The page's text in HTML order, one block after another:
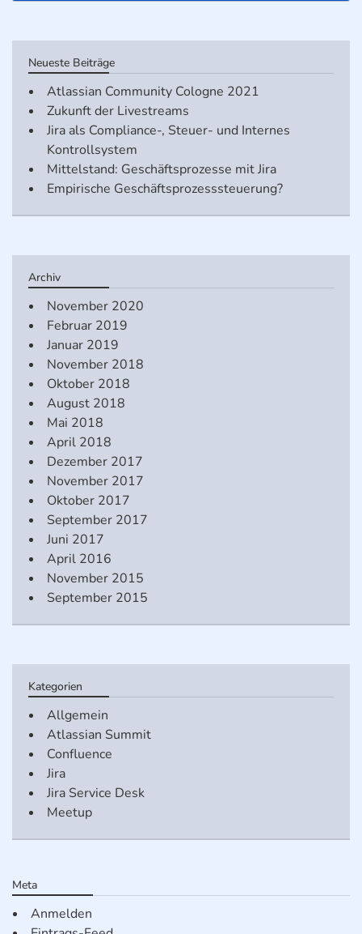
Neueste Beiträge
Atlassian Community Cologne 2021
Zukunft der Livestreams
Jira als Compliance-, Steuer- und Internes
Kontrollsystem
Mittelstand: Geschäftsprozesse mit Jira
Empirische Geschäftsprozesssteuerung?
Archiv
November 2020
Februar 2019
Januar 2019
November 2018
Oktober 2018
August 2018
Mai 2018
April 2018
Dezember 2017
November 2017
Oktober 2017
September 2017
Juni 2017
April 2016
November 2015
September 2015
Kategorien
Allgemein
Atlassian Summit
Confluence
Jira
Jira Service Desk
Meetup
Meta
Anmelden